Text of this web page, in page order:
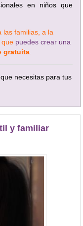
en niños que
las familias, a la
que puedes crear una
gratuita
necesitas para tus
y familiar